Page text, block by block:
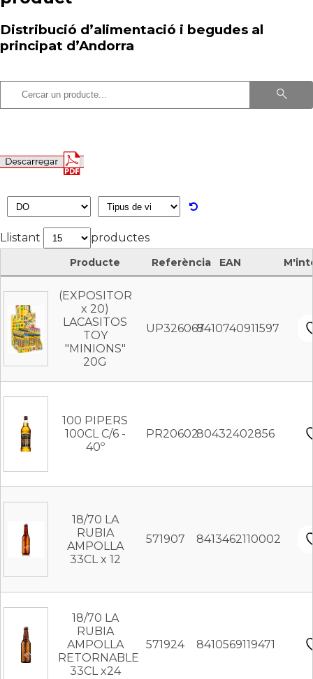
Distribució d’alimentació i begudes al
principat d’Andorra
Llistant productes
Producte Referència EAN
(EXPOSITOR
x 20)
LACASITOS
TOY
"MINIONS"
20G
UP3260678410740911597
100 PIPERS
100CL C/6 -
40º
PR2060280432402856
18/70 LA
RUBIA
AMPOLLA
33CL x 12
571907 8413462110002
18/70 LA
RUBIA
AMPOLLA
RETORNABLE
33CL x24
571924 8410569119471